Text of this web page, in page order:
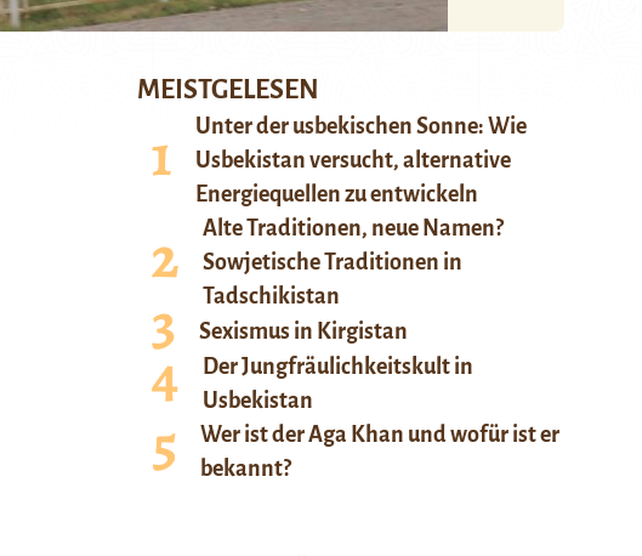
MEISTGELESEN
Unter der usbekischen Sonne: Wie
Usbekistan versucht, alternative
Energiequellen zu entwickeln
Alte Traditionen, neue Namen?
Sowjetische Traditionen in
Tadschikistan
Sexismus in Kirgistan
Der Jungfräulichkeitskult in
Usbekistan
Wer ist der Aga Khan und wofür ist er
bekannt?